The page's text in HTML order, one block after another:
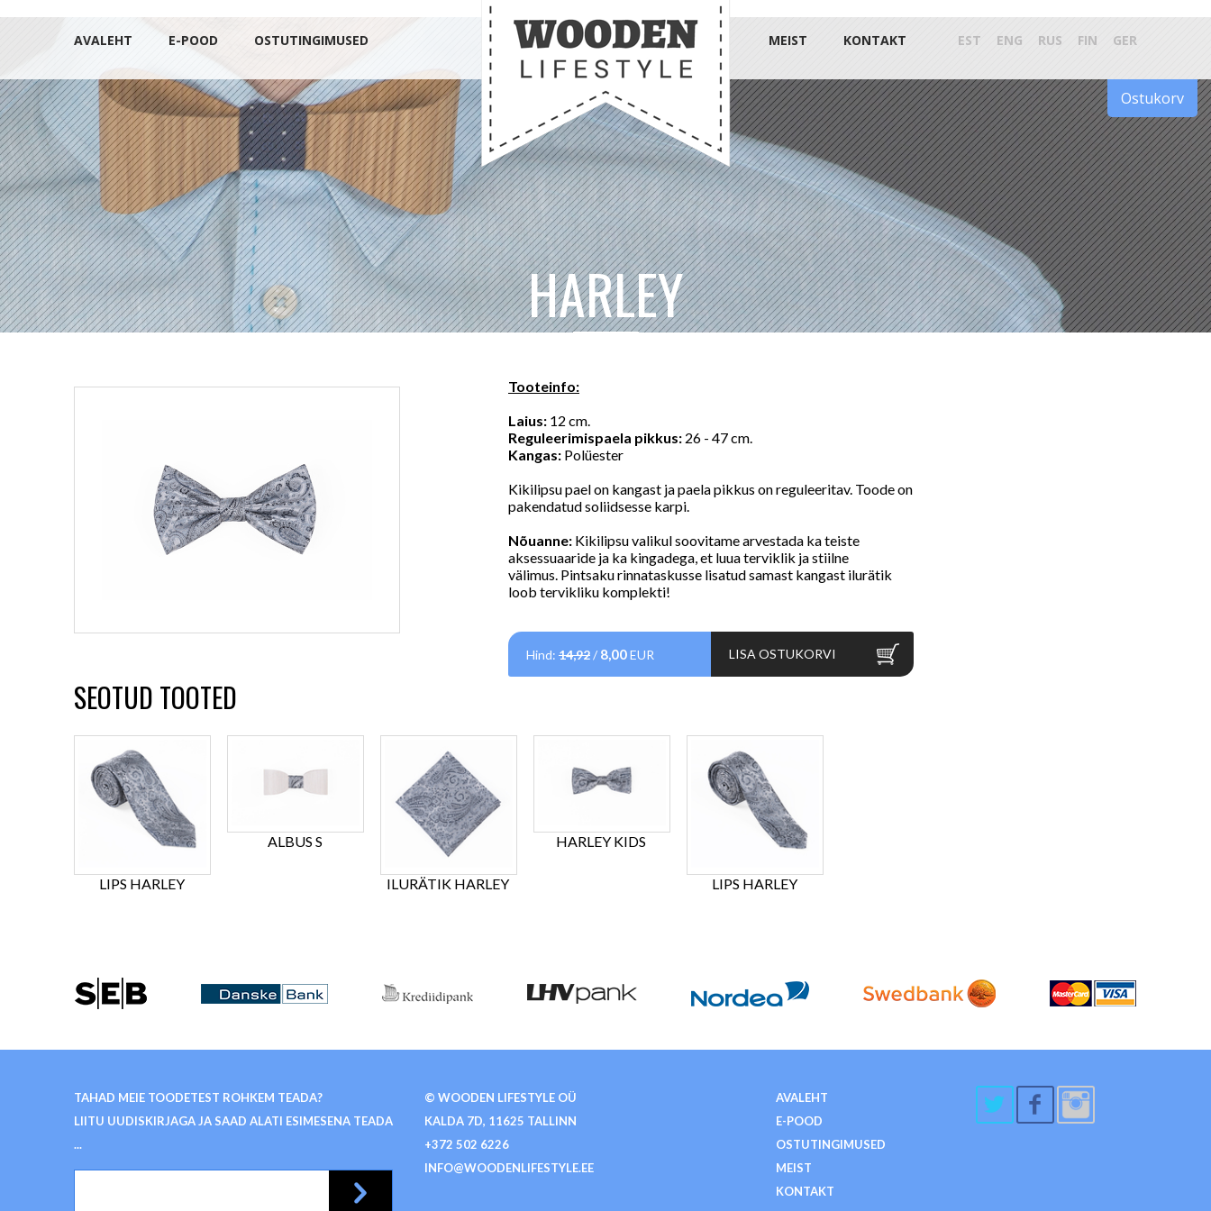
AVALEHT E-POOD OSTUTINGIMUSED MEIST KONTAKT EST ENG RUS FIN GER
Ostukorv
HARLEY
Tooteinfo:
Laius: 12 cm.
Reguleerimispaela pikkus: 26 - 47 cm.
Kangas: Polüester
Kikilipsu pael on kangast ja paela pikkus on reguleeritav. Toode on
pakendatud soliidsesse karpi.
Nõuanne: Kikilipsu valikul soovitame arvestada ka teiste
aksessuaaride ja ka kingadega, et luua terviklik ja stiilne
välimus. Pintsaku rinnataskusse lisatud samast kangast ilurätik
loob tervikliku komplekti!
Hind: 14,92/ 8,00EUR LISA OSTUKORVI
SEOTUD TOOTED
LIPS HARLEY
ALBUS S
ILURÄTIK HARLEY
HARLEY KIDS
LIPS HARLEY
TAHAD MEIE TOODETEST ROHKEM TEADA?
LIITU UUDISKIRJAGA JA SAAD ALATI ESIMESENA TEADA
...
© WOODEN LIFESTYLE OÜ
KALDA 7D, 11625 TALLINN
+372 502 6226
INFO@WOODENLIFESTYLE.EE
AVALEHT
E-POOD
OSTUTINGIMUSED
MEIST
KONTAKT